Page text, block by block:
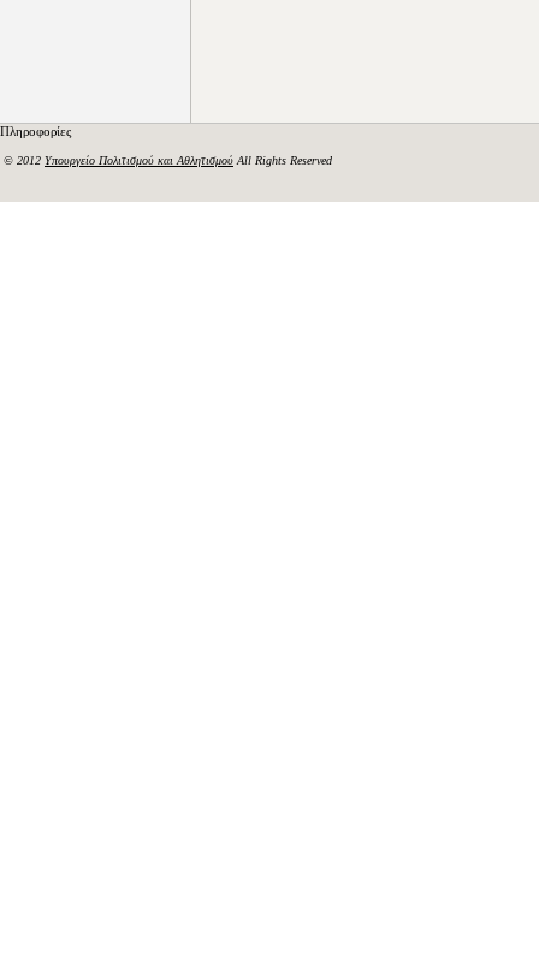
Πληροφορίες
© 2012 Υπουργείο Πολιτισμού και Αθλητισμού All Rights Reserved